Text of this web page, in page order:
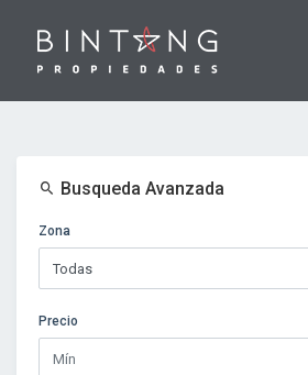
Busqueda Avanzada
Zona
Precio